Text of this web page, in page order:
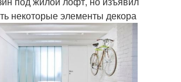
некоторые элементы декора